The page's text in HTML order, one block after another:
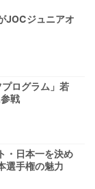
JOCジュニアオ
プログラム」若
戦
・日本一を決め
選手権の魅力